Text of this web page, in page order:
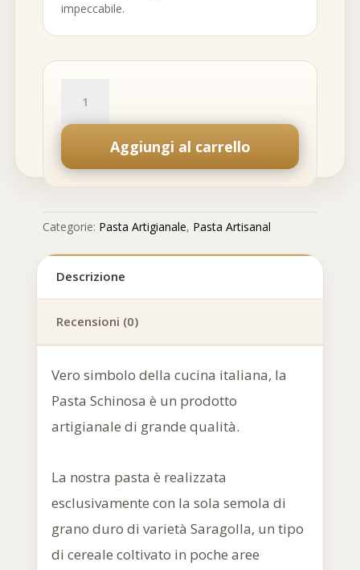
impeccabile.
quantità
Aggiungi al carrello
Categorie: Pasta Artigianale, Pasta Artisanal
Descrizione
Recensioni (0)
Vero simbolo della cucina italiana, la
Pasta Schinosa è un prodotto
artigianale di grande qualità.
La nostra pasta è realizzata
esclusivamente con la sola semola di
grano duro di varietà Saragolla, un tipo
di cereale coltivato in poche aree